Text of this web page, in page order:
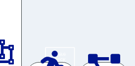
Click
Here